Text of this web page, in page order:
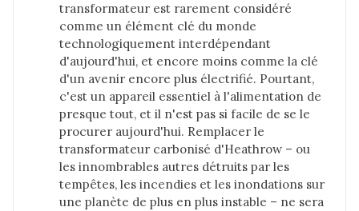
transformateur est rarement considéré
comme un élément clé du monde
technologiquement interdépendant
d'aujourd'hui, et encore moins comme la clé
d'un avenir encore plus électrifié. Pourtant,
c'est un appareil essentiel à l'alimentation de
presque tout, et il n'est pas si facile de se le
procurer aujourd'hui. Remplacer le
transformateur carbonisé d'Heathrow – ou
les innombrables autres détruits par les
tempêtes, les incendies et les inondations sur
une planète de plus en plus instable – ne sera